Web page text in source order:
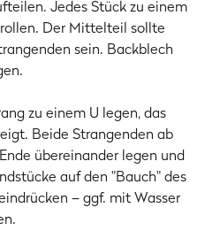
Jedes Stück zu einem
Der Mittelteil sollte
sein. Backblech
zu einem U legen, das
Beide Strangenden ab
übereinander legen und
auf den "Bauch" des
– ggf. mit Wasser